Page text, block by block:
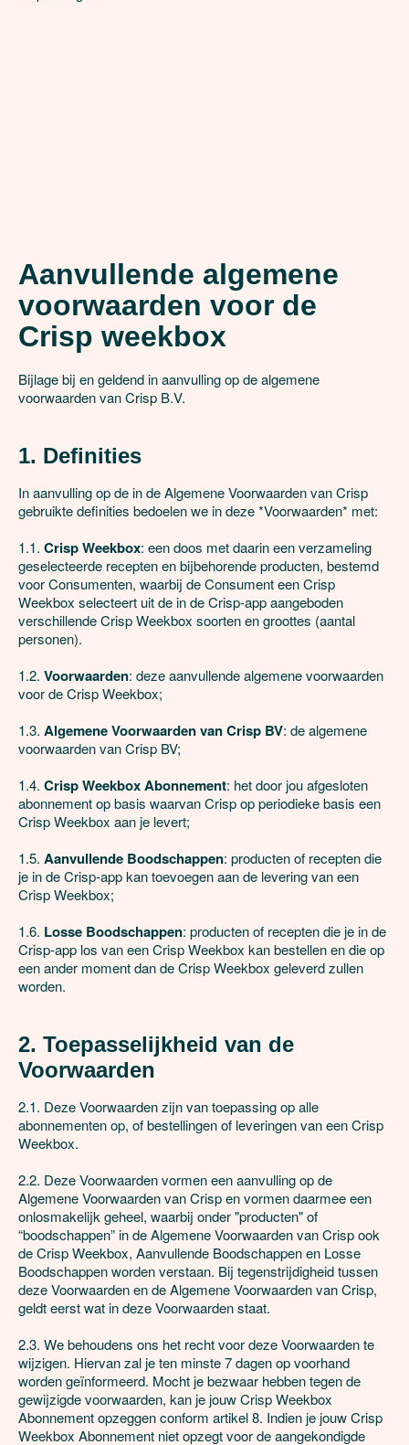
Aanvullende algemene
voorwaarden voor de
Crisp weekbox
Bijlage bij en geldend in aanvulling op de algemene
voorwaarden van Crisp B.V.
1. Definities
In aanvulling op de in de Algemene Voorwaarden van Crisp
gebruikte definities bedoelen we in deze *Voorwaarden* met:
1.1. Crisp Weekbox: een doos met daarin een verzameling
geselecteerde recepten en bijbehorende producten, bestemd
voor Consumenten, waarbij de Consument een Crisp
Weekbox selecteert uit de in de Crisp-app aangeboden
verschillende Crisp Weekbox soorten en groottes (aantal
personen).
1.2. Voorwaarden: deze aanvullende algemene voorwaarden
voor de Crisp Weekbox;
1.3. Algemene Voorwaarden van Crisp BV: de algemene
voorwaarden van Crisp BV;
1.4. Crisp Weekbox Abonnement: het door jou afgesloten
abonnement op basis waarvan Crisp op periodieke basis een
Crisp Weekbox aan je levert;
1.5. Aanvullende Boodschappen: producten of recepten die
je in de Crisp-app kan toevoegen aan de levering van een
Crisp Weekbox;
1.6. Losse Boodschappen: producten of recepten die je in de
Crisp-app los van een Crisp Weekbox kan bestellen en die op
een ander moment dan de Crisp Weekbox geleverd zullen
worden.
2. Toepasselijkheid van de
Voorwaarden
2.1. Deze Voorwaarden zijn van toepassing op alle
abonnementen op, of bestellingen of leveringen van een Crisp
Weekbox.
2.2. Deze Voorwaarden vormen een aanvulling op de
Algemene Voorwaarden van Crisp en vormen daarmee een
onlosmakelijk geheel, waarbij onder "producten" of
“boodschappen” in de Algemene Voorwaarden van Crisp ook
de Crisp Weekbox, Aanvullende Boodschappen en Losse
Boodschappen worden verstaan. Bij tegenstrijdigheid tussen
deze Voorwaarden en de Algemene Voorwaarden van Crisp,
geldt eerst wat in deze Voorwaarden staat.
2.3. We behoudens ons het recht voor deze Voorwaarden te
wijzigen. Hiervan zal je ten minste 7 dagen op voorhand
worden geïnformeerd. Mocht je bezwaar hebben tegen de
gewijzigde voorwaarden, kan je jouw Crisp Weekbox
Abonnement opzeggen conform artikel 8. Indien je jouw Crisp
Weekbox Abonnement niet opzegt voor de aangekondigde